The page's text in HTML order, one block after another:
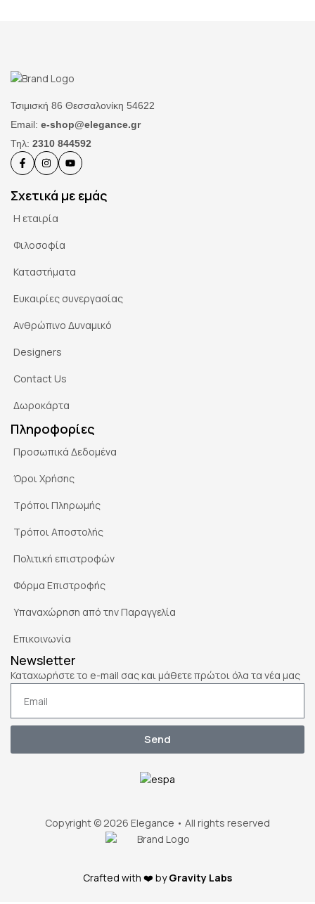
Τσιμισκή 86 Θεσσαλονίκη 54622
Email: e-shop@elegance.gr
Τηλ: 2310 844592
Σχετικά με εμάς
Η εταιρία
Φιλοσοφία
Καταστήματα
Ευκαιρίες συνεργασίας
Ανθρώπινο Δυναμικό
Designers
Contact Us
Δωροκάρτα
Πληροφορίες
Προσωπικά Δεδομένα
Όροι Χρήσης
Τρόποι Πληρωμής
Τρόποι Αποστολής
Πολιτική επιστροφών
Φόρμα Επιστροφής
Υπαναχώρηση από την Παραγγελία
Επικοινωνία
Newsletter
Καταχωρήστε το e-mail σας και μάθετε πρώτοι όλα τα νέα μας
Send
Copyright © 2026 Elegance • All rights reserved
Crafted with ❤️ byGravity Labs